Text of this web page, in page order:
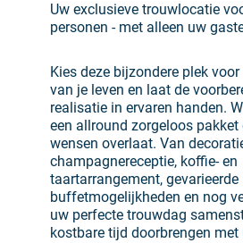
Uw exclusieve trouwlocatie
personen - met alleen uw
Kies deze bijzondere plek
van je leven en laat de
realisatie in ervaren handen.
een allround zorgeloos
wensen overlaat. Van
champagnereceptie, koffie- en
taartarrangement, gevarieerde
buffetmogelijkheden en nog
uw perfecte trouwdag
kostbare tijd doorbrengen met